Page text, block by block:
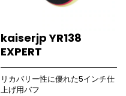
kaiserjp YR138
EXPERT
リカバリー性に優れた5インチ仕
上げ用バフ